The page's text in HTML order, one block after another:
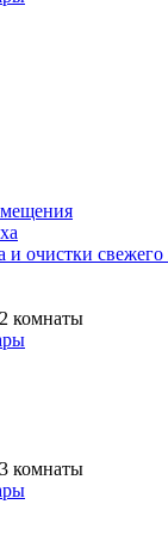
очистки свежего
комнаты
комнаты